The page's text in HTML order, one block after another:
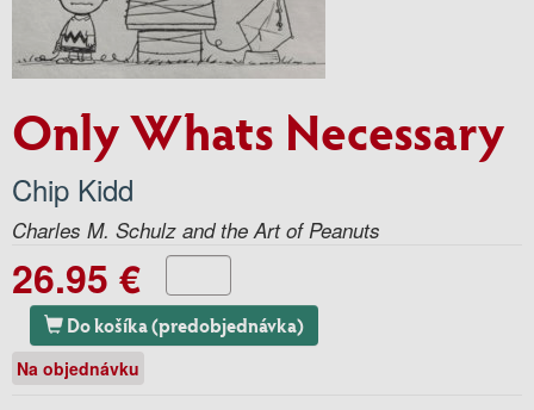
Only Whats Necessary
Chip Kidd
Charles M. Schulz and the Art of Peanuts
26.95 €
Do košíka (predobjednávka)
Na objednávku